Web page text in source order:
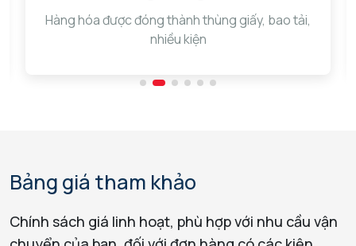
Hàng hóa được đóng thành thùng giấy, bao tải,
nhiều kiện
Bảng giá tham khảo
Chính sách giá linh hoạt, phù hợp với nhu cầu vận